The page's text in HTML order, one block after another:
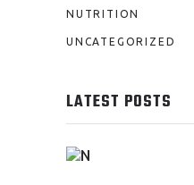
NUTRITION
UNCATEGORIZED
LATEST POSTS